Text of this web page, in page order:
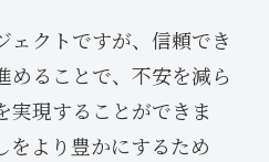
ェクトですが、信頼でき
めることで、不安を減ら
実現することができま
をより豊かにするため